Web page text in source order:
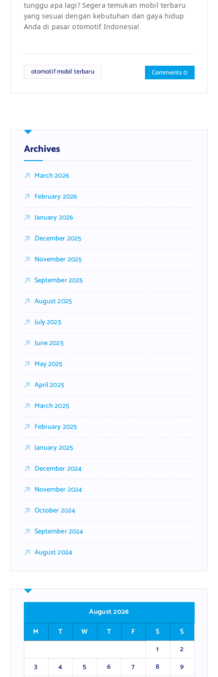
tunggu apa lagi? Segera temukan mobil terbaru
yang sesuai dengan kebutuhan dan gaya hidup
Anda di pasar otomotif Indonesia!
otomotif mobil terbaru Comments 0
Archives
March 2026
February 2026
January 2026
December 2025
November 2025
September 2025
August 2025
July 2025
June 2025
May 2025
April 2025
March 2025
February 2025
January 2025
December 2024
November 2024
October 2024
September 2024
August 2024
August 2026
M
T W T F S
S
1
2
3
4 5 6 7 8
9